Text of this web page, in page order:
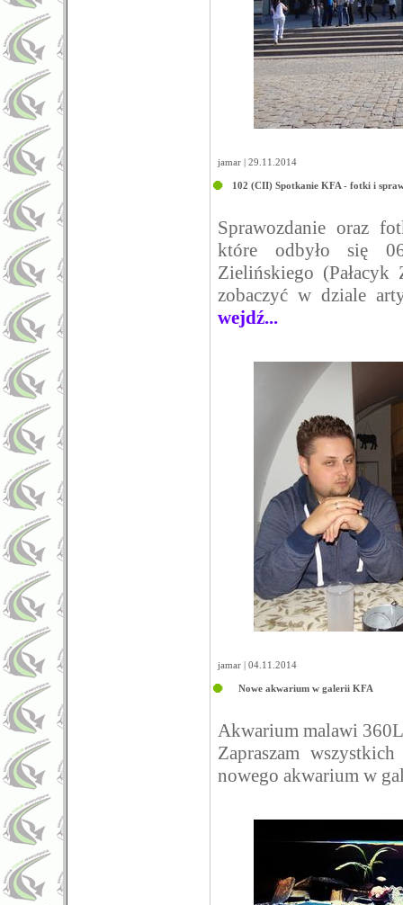
jamar | 29.11.2014
102 (CII) Spotkanie KFA - fotki i
Sprawozdanie oraz
które odbyło się
Zielińskiego
zobaczyć w dziale
wejdź...
jamar | 04.11.2014
Nowe akwarium w galerii KFA
Akwarium malawi
Zapraszam
nowego akwarium w